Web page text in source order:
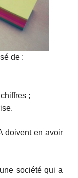
de :
;
doivent en avoir
société qui a